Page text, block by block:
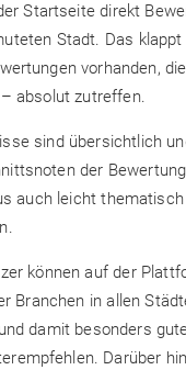
Startseite direkt
Stadt. Das
vorhanden,
absolut zutreffen.
sind übersichtlich
der
auch leicht
können auf der
Branchen in allen
damit besonders
Darüber